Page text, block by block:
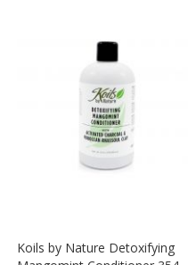
Koils by Nature Detoxifying